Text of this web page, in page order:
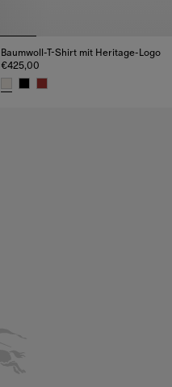
Baumwoll-T-Shirt mit Heritage-Logo
€425,00